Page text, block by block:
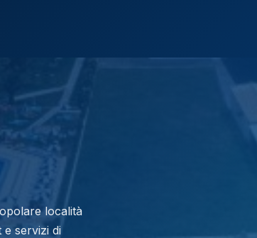
località
servizi di